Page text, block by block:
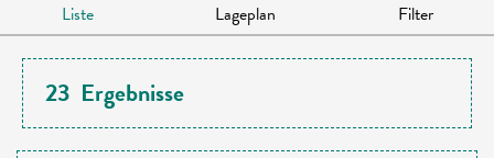
Liste Lageplan Filter
23 Ergebnisse